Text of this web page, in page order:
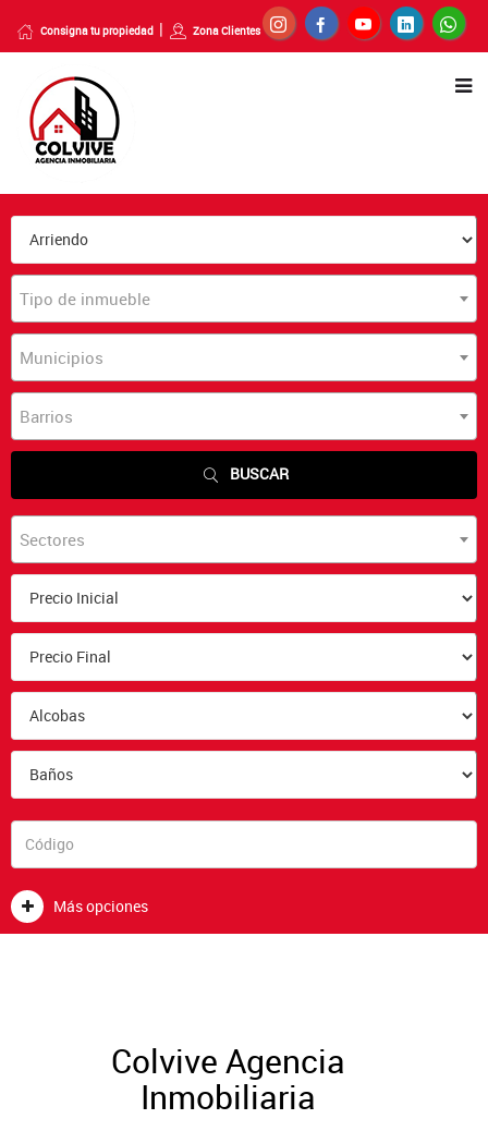
Consigna tu propiedad Zona Clientes
Tipo de inmueble
Municipios
Barrios
BUSCAR
Sectores
Más opciones
Colvive Agencia
Inmobiliaria